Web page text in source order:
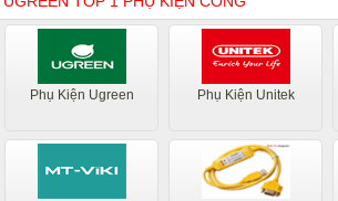
Phụ Kiện Ugreen Phụ Kiện Unitek